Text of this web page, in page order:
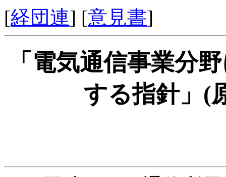
[経団連] [意見書]
「電気通信事業分
する指針」(